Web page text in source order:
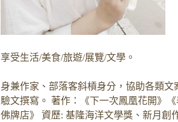
享受生活/美食/旅遊/展覽/文學。
身兼作家、部落客斜槓身分，協助各類文
驗文撰寫。 著作：《下一次鳳凰花開》《
佛牌店》 資歷: 基隆海洋文學獎、新月創